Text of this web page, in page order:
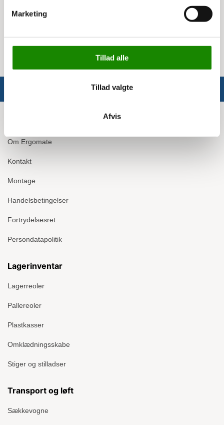
Marketing
Tillad alle
Tillad valgte
Afvis
Kapacitet: 500 kg
Om Ergomate
Kontakt
Montage
Handelsbetingelser
Fortrydelsesret
Persondatapolitik
Lagerinventar
Lagerreoler
Pallereoler
Plastkasser
Omklædningsskabe
Stiger og stilladser
Transport og løft
Sækkevogne